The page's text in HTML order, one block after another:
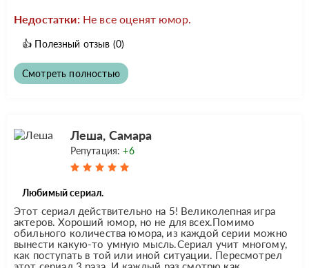
Недостатки: Не все оценят юмор.
👍 Полезный отзыв (0)
Смотреть полностью
Леша, Самара
Репутация:+6
Любимый сериал.
Этот сериал действительно на 5! Великолепная игра
актеров. Хороший юмор, но не для всех.Помимо
обильного количества юмора, из каждой серии можно
вынести какую-то умную мысль.Сериал учит многому,
как поступать в той или иной ситуации. Пересмотрел